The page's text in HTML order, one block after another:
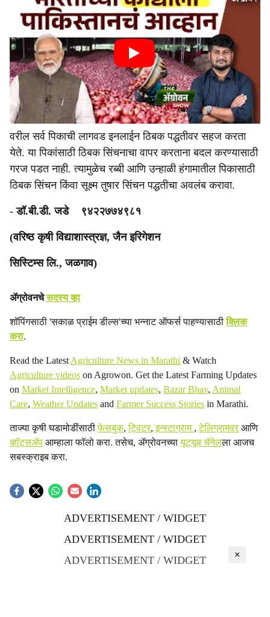
वरील सर्व पिकाची लागवड इनलाईन ठिबक पद्धतीवर सहज करता
येते. या पिकांसाठी ठिबक सिंचनाचा वापर करताना बदल करण्यासाठी
गरज पडत नाही. त्यामुळेच रब्बी आणि उन्हाळी हंगामातील पिकासाठी
ठिबक सिंचन किंवा सूक्ष्म तुषार सिंचन पद्धतीचा अवलंब करावा.
- डॉ.बी.डी. जडे ९४२२७७४९८१
(वरिष्ठ कृषी विद्याशास्त्रज्ञ, जैन इरिगेशन
सिस्टिम्स लि., जळगाव)
ॲग्रोवनचेसदस्य व्हा
शॉपिंगसाठी 'सकाळ प्राईम डील्स'च्या भन्नाट ऑफर्स पाहण्यासाठीक्लिक
करा.
Read the Latest Agriculture News in Marathi & Watch
Agriculture videos on Agrowon. Get the Latest Farming Updates
on Market Intelligence, Market updates, Bazar Bhav, Animal
Care, Weather Updates and Farmer Success Stories in Marathi.
ताज्या कृषी घडामोडींसाठीफेसबुक,ट्विटर,इन्स्टाग्राम ,टेलिग्रामवरआणि
व्हॉट्सॲप आम्हाला फॉलो करा. तसेच, ॲग्रोवनच्यायूट्यूब चॅनेलला आजच
सबस्क्राइब करा.
ADVERTISEMENT / WIDGET
ADVERTISEMENT / WIDGET
ADVERTISEMENT / WIDGET
×